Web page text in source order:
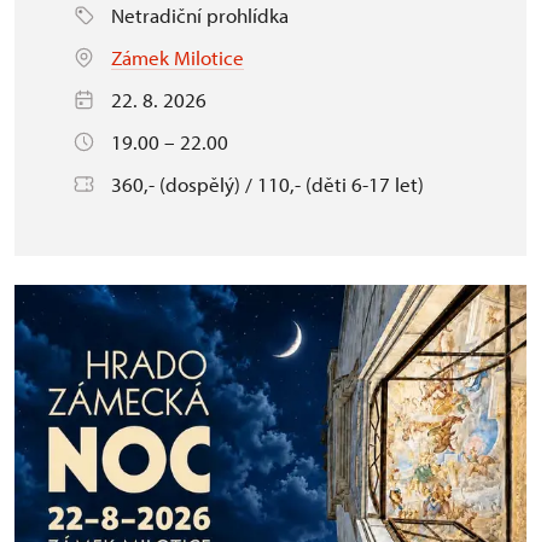
Netradiční prohlídka
Zámek Milotice
22. 8. 2026
19.00 – 22.00
360,- (dospělý) / 110,- (děti 6-17 let)